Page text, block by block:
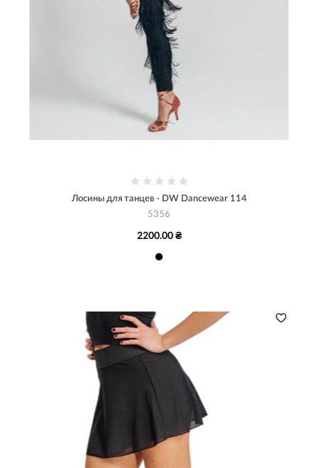
Лосины для танцев - DW Dancewear 114
5356
2200.00 ₴